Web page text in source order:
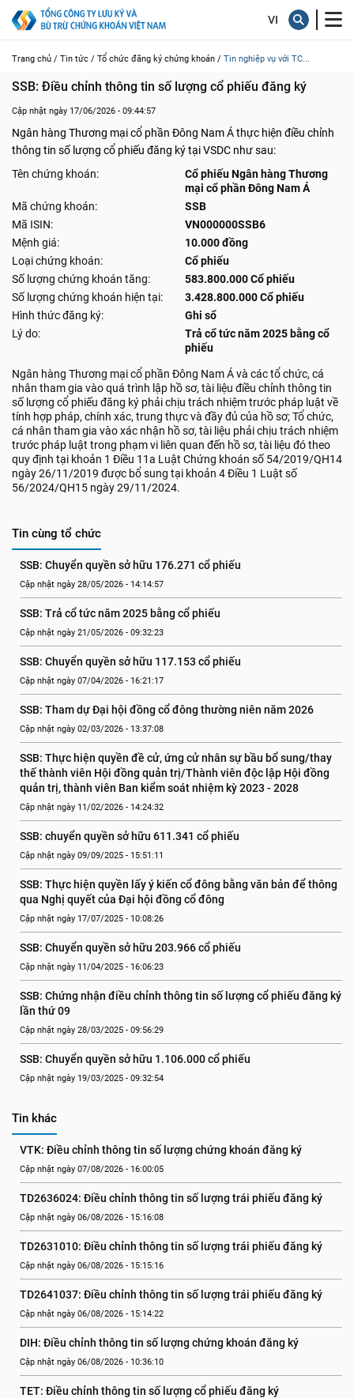
Trang chủ / Tin tức / Tổ chức đăng ký chứng khoán / Tin nghiệp vụ với TC...
SSB: Điều chỉnh thông tin số lượng cổ phiếu đăng ký
Cập nhật ngày 17/06/2026 - 09:44:57
Ngân hàng Thương mại cổ phần Đông Nam Á thực hiện điều chỉnh
thông tin số lượng cổ phiếu đăng ký tại VSDC như sau:
Tên chứng khoán:
Cổ phiếu Ngân hàng Thương
mại cổ phần Đông Nam Á
Mã chứng khoán:
SSB
Mã ISIN:
VN000000SSB6
Mệnh giá:
10.000 đồng
Loại chứng khoán:
Cổ phiếu
Số lượng chứng khoán tăng:
583.800.000 Cổ phiếu
Số lượng chứng khoán hiện tại:
3.428.800.000 Cổ phiếu
Hình thức đăng ký:
Ghi sổ
Lý do:
Trả cổ tức năm 2025 bằng cổ
phiếu
Ngân hàng Thương mại cổ phần Đông Nam Á và các tổ chức, cá
nhân tham gia vào quá trình lập hồ sơ, tài liệu điều chỉnh thông tin
số lượng cổ phiếu đăng ký phải chịu trách nhiệm trước pháp luật về
tính hợp pháp, chính xác, trung thực và đầy đủ của hồ sơ; Tổ chức,
cá nhân tham gia vào xác nhận hồ sơ, tài liệu phải chịu trách nhiệm
trước pháp luật trong phạm vi liên quan đến hồ sơ, tài liệu đó theo
quy định tại khoản 1 Điều 11a Luật Chứng khoán số 54/2019/QH14
ngày 26/11/2019 được bổ sung tại khoản 4 Điều 1 Luật số
56/2024/QH15 ngày 29/11/2024.
Tin cùng tổ chức
SSB: Chuyển quyền sở hữu 176.271 cổ phiếu
Cập nhật ngày 28/05/2026 - 14:14:57
SSB: Trả cổ tức năm 2025 bằng cổ phiếu
Cập nhật ngày 21/05/2026 - 09:32:23
SSB: Chuyển quyền sở hữu 117.153 cổ phiếu
Cập nhật ngày 07/04/2026 - 16:21:17
SSB: Tham dự Đại hội đồng cổ đông thường niên năm 2026
Cập nhật ngày 02/03/2026 - 13:37:08
SSB: Thực hiện quyền đề cử, ứng cử nhân sự bầu bổ sung/thay
thế thành viên Hội đồng quản trị/Thành viên độc lập Hội đồng
quản trị, thành viên Ban kiểm soát nhiệm kỳ 2023 - 2028
Cập nhật ngày 11/02/2026 - 14:24:32
SSB: chuyển quyền sở hữu 611.341 cổ phiếu
Cập nhật ngày 09/09/2025 - 15:51:11
SSB: Thực hiện quyền lấy ý kiến cổ đông bằng văn bản để thông
qua Nghị quyết của Đại hội đồng cổ đông
Cập nhật ngày 17/07/2025 - 10:08:26
SSB: Chuyển quyền sở hữu 203.966 cổ phiếu
Cập nhật ngày 11/04/2025 - 16:06:23
SSB: Chứng nhận điều chỉnh thông tin số lượng cổ phiếu đăng ký
lần thứ 09
Cập nhật ngày 28/03/2025 - 09:56:29
SSB: Chuyển quyền sở hữu 1.106.000 cổ phiếu
Cập nhật ngày 19/03/2025 - 09:32:54
Tin khác
VTK: Điều chỉnh thông tin số lượng chứng khoán đăng ký
Cập nhật ngày 07/08/2026 - 16:00:05
TD2636024: Điều chỉnh thông tin số lượng trái phiếu đăng ký
Cập nhật ngày 06/08/2026 - 15:16:08
TD2631010: Điều chỉnh thông tin số lượng trái phiếu đăng ký
Cập nhật ngày 06/08/2026 - 15:15:16
TD2641037: Điều chỉnh thông tin số lượng trái phiếu đăng ký
Cập nhật ngày 06/08/2026 - 15:14:22
DIH: Điều chỉnh thông tin số lượng chứng khoán đăng ký
Cập nhật ngày 06/08/2026 - 10:36:10
TET: Điều chỉnh thông tin số lượng cổ phiếu đăng ký